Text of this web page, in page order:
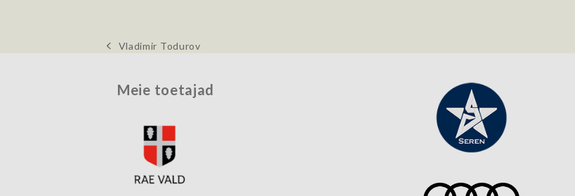
previous
Vladimir Todurov
Meie toetajad